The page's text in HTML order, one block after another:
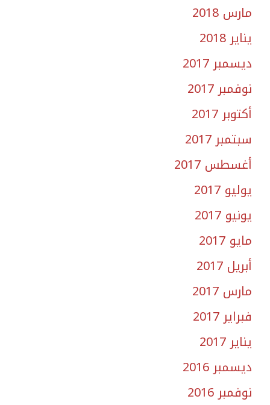
مارس 2018
يناير 2018
ديسمبر 2017
نوفمبر 2017
أكتوبر 2017
سبتمبر 2017
أغسطس 2017
يوليو 2017
يونيو 2017
مايو 2017
أبريل 2017
مارس 2017
فبراير 2017
يناير 2017
ديسمبر 2016
نوفمبر 2016